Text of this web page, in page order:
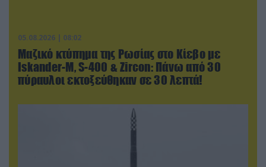
05.08.2026 | 08:02
Μαζικό κτύπημα της Ρωσίας στο Κίεβο με
Iskander-Μ, S-400 & Zircon: Πάνω από 30
πύραυλοι εκτοξεύθηκαν σε 30 λεπτά!